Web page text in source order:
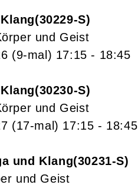
30229-S
und Geist
(9-mal) 17:15 - 18:45
30230-S
und Geist
(17-mal) 17:15 - 18:45
und Klang 30231-S
und Geist